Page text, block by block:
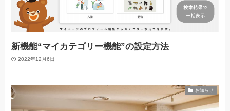
新機能“マイカテゴリー機能”の設定方法
2022年12月6日
お知らせ